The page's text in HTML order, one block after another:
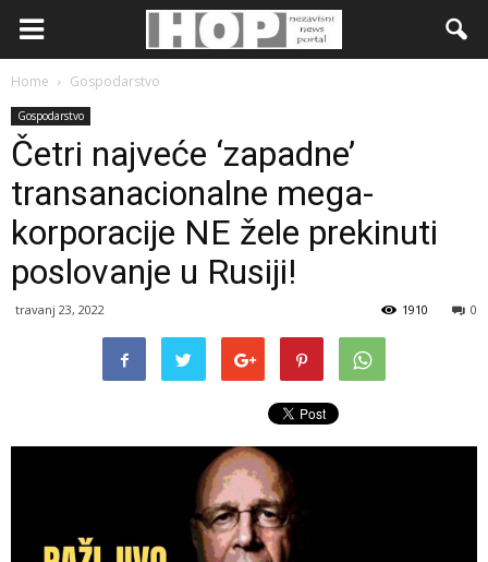
Home Gospodarstvo
Gospodarstvo
Četri najveće ‘zapadne’
transanacionalne mega-
korporacije NE žele prekinuti
poslovanje u Rusiji!
travanj 23, 2022 0
1910